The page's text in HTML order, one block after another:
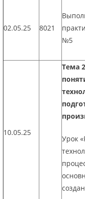
02.05.25 8021
№5
10.05.25
Тема
Урок